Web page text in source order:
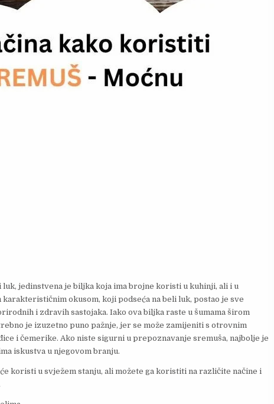
luk, jedinstvena je biljka koja ima brojne koristi u kuhinji, ali i u
okusom, koji podseća na beli luk, postao je sve
i zdravih sastojaka. Iako ova biljka raste u šumama širom
je izuzetno puno pažnje, jer se može zamijeniti s otrovnim
i čemerike. Ako niste sigurni u prepoznavanje sremuša, najbolje je
iskustva u njegovom branju.
koristi u svježem stanju, ali možete ga koristiti na različite načine i